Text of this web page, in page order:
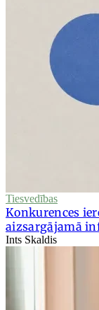
Tiesvedības
Konkurences
aizsargājamā
Ints Skaldis